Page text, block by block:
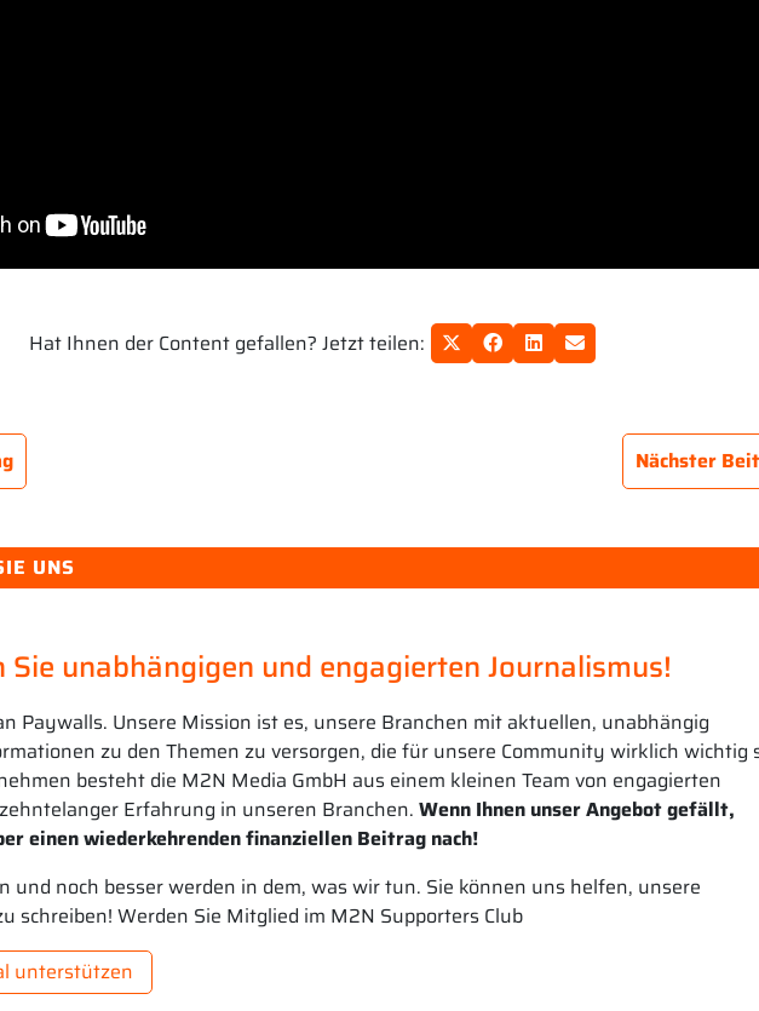
Hat Ihnen der Content gefallen? Jetzt teilen:
Nächster
UNS
unabhängigen und engagierten Journalismus!
Paywalls. Unsere Mission ist es, unsere Branchen mit aktuellen, unabhängig
zu den Themen zu versorgen, die für unsere Community wirklich wichtig
besteht die M2N Media GmbH aus einem kleinen Team von engagierten
Erfahrung in unseren Branchen.Wenn Ihnen unser Angebot gefällt,
einen wiederkehrenden finanziellen Beitrag nach!
und noch besser werden in dem, was wir tun. Sie können uns helfen, unsere
schreiben! Werden Sie Mitglied im M2N Supporters Club
unterstützen